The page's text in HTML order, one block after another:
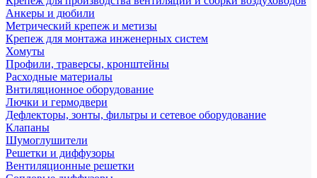
Анкеры и дюбили
Метрический крепеж и метизы
Крепеж для монтажа инженерных систем
Хомуты
Профили, траверсы, кронштейны
Расходные материалы
Внтиляционное оборудование
Лючки и гермодвери
Дефлекторы, зонты, фильтры и сетевое оборудование
Клапаны
Шумоглушители
Решетки и диффузоры
Вентиляционные решетки